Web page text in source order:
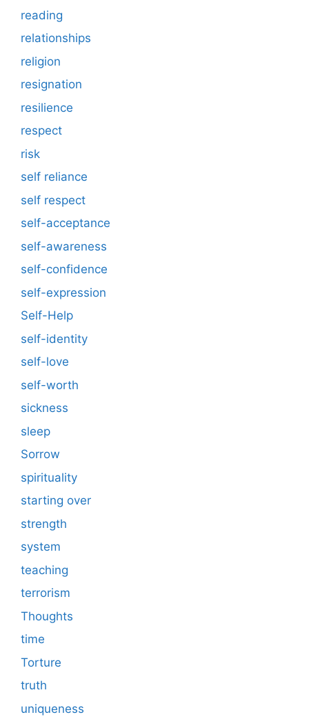
reading
relationships
religion
resignation
resilience
respect
risk
self reliance
self respect
self-acceptance
self-awareness
self-confidence
self-expression
Self-Help
self-identity
self-love
self-worth
sickness
sleep
Sorrow
spirituality
starting over
strength
system
teaching
terrorism
Thoughts
time
Torture
truth
uniqueness